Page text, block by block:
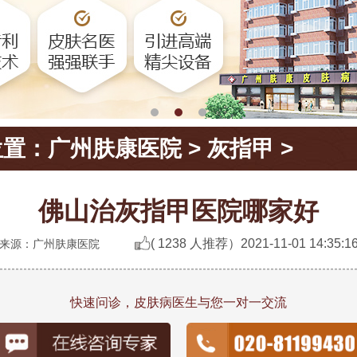
： 广州肤康医院> 灰指甲 >
佛山治灰指甲医院哪家好
源：广州肤康医院 ( 1238 人推荐） 2021-11-01
快速问诊，皮肤病医生与您一对一交流